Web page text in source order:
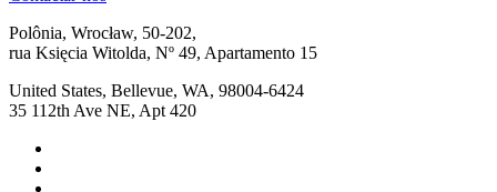
Polônia, Wrocław, 50-202,
rua Księcia Witolda, Nº 49, Apartamento 15
United States, Bellevue, WA, 98004-6424
35 112th Ave NE, Apt 420